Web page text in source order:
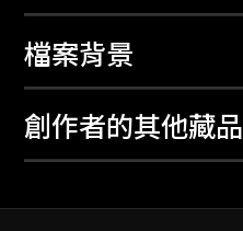
檔案背景
創作者的其他藏品